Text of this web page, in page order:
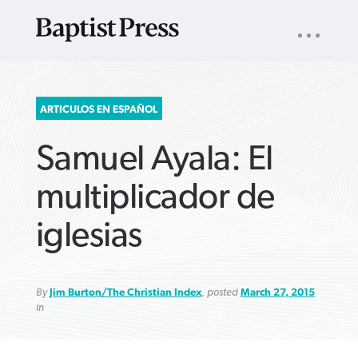
SEARCH
FOR:
NAV
ARTICULOS EN ESPAÑOL
Samuel Ayala: El
multiplicador de
iglesias
ByJim Burton/The Christian Index, posted March 27, 2015
in